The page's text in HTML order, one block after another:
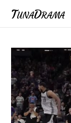
TunaDrama